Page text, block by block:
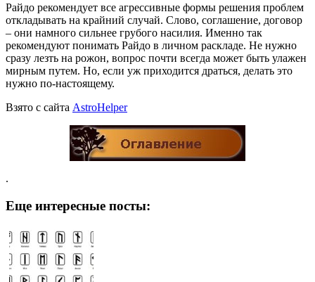
Райдо рекомендует все агрессивные формы решения проблем
откладывать на крайний случай. Слово, соглашение, договор
– они намного сильнее грубого насилия. Именно так
рекомендуют понимать Райдо в личном раскладе. Не нужно
сразу лезть на рожон, вопрос почти всегда может быть улажен
мирным путем. Но, если уж приходится драться, делать это
нужно по-настоящему.
Взято с сайта AstroHelper
.
Еще интересные посты: